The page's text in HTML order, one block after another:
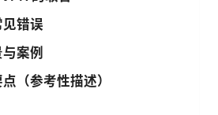
错误
案例
（参考性描述）